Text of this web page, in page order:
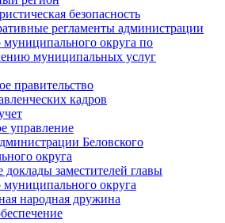
безопасность
регламенты администрации
муниципального округа по
муниципальных услуг
правительство
кадров
управление
Беловского
округа
заместителей главы
муниципального округа
народная дружина